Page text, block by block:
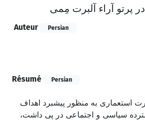
پرتو آراء آلبرت مِمی
Auteur Persian
Résumé
Persian
در این دوره، قدرت استعماری به منظور پیشبرد اهداف
سیاسی و اجتماعی در پی داشت،